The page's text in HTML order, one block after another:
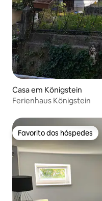
Casa em Königstein
Ferienhaus Königstein
Favorito dos hóspedes
Favorito dos hóspedes